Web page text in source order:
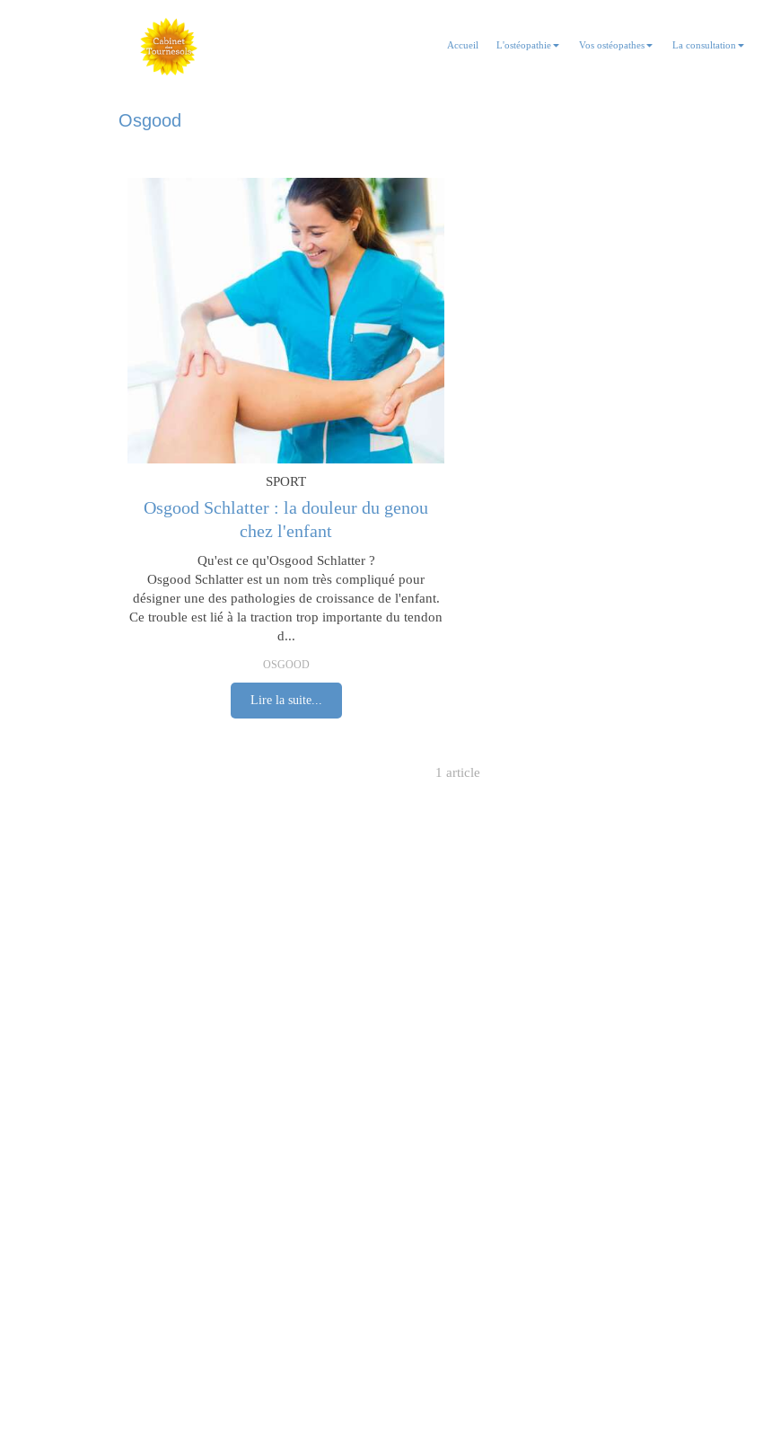
Accueil L'ostéopathie Vos ostéopathes La consultation
Osgood
SPORT
Osgood Schlatter : la douleur du genou
chez l'enfant
Qu'est ce qu'Osgood Schlatter ?
Osgood Schlatter est un nom très compliqué pour
désigner une des pathologies de croissance de l'enfant.
Ce trouble est lié à la traction trop importante du tendon
d...
OSGOOD
Lire la suite...
1 article